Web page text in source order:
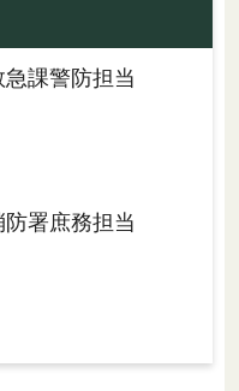
課警防担当
署庶務担当